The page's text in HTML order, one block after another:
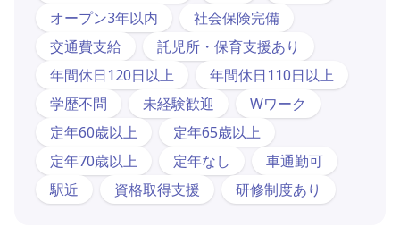
オープン3年以内
社会保険完備
交通費支給
託児所・保育支援あり
年間休日120日以上
年間休日110日以上
学歴不問
未経験歓迎
Wワーク
定年60歳以上
定年65歳以上
定年70歳以上
定年なし
車通勤可
駅近
資格取得支援 研修制度あり